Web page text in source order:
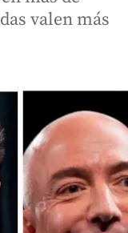
valen más